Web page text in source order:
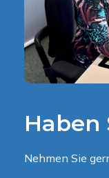
Haben
Nehmen Sie